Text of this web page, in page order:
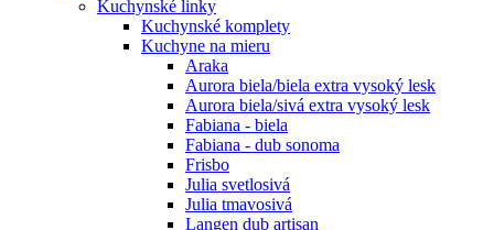
Kuchynské linky
Kuchynské komplety
Kuchyne na mieru
Araka
Aurora biela/biela extra vysoký lesk
Aurora biela/sivá extra vysoký lesk
Fabiana - biela
Fabiana - dub sonoma
Frisbo
Julia svetlosivá
Julia tmavosivá
Langen dub artisan